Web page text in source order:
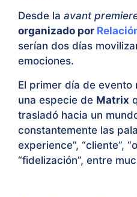
Desde la avant
organizado por
serían dos días
emociones.
El primer día de evento
una especie de Matrix
trasladó hacia un
constantemente las
experience”, “cliente”,
“fidelización”, entre